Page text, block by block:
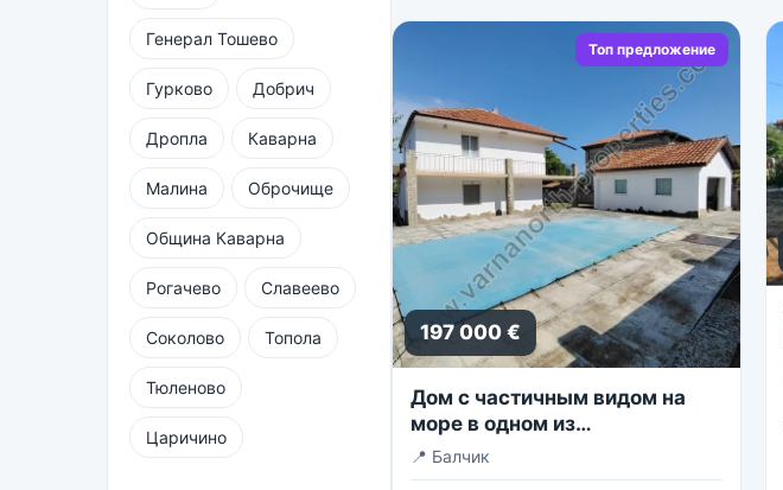
Генерал Тошево
Гурково Добрич
Дропла Каварна
Малина Оброчище
Община Каварна
Рогачево Славеево
Соколово Топола
Тюленово
Царичино
Топ предложение
197 000 €
Дом с частичным видом на
море в одном из
близлежащих дачных
массивов в Балчике
📍 Балчик